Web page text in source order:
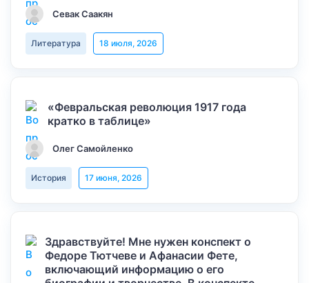
Севак Саакян
Литература 18 июля, 2026
«Февральская революция 1917 года
кратко в таблице»
Олег Самойленко
История 17 июня, 2026
Здравствуйте! Мне нужен конспект о
Федоре Тютчеве и Афанасии Фете,
включающий информацию о его